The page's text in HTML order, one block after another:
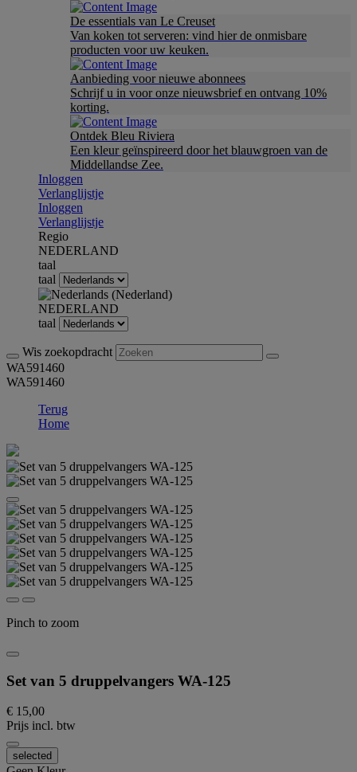
De essentials van Le Creuset
Van koken tot serveren: vind hier de onmisbare
producten voor uw keuken.
Aanbieding voor nieuwe abonnees
Schrijf u in voor onze nieuwsbrief en ontvang 10%
korting.
Ontdek Bleu Riviera
Een kleur geïnspireerd door het blauwgroen van de
Middellandse Zee.
Inloggen
Verlanglijstje
Inloggen
Verlanglijstje
Regio
NEDERLAND
taal
taal
NEDERLAND
taal
Wis zoekopdracht
WA591460
WA591460
Terug
Home
Pinch to zoom
Set van 5 druppelvangers WA-125
€ 15,00
Prijs incl. btw
selected